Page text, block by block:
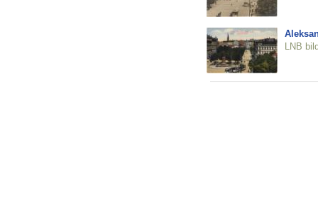
LNB